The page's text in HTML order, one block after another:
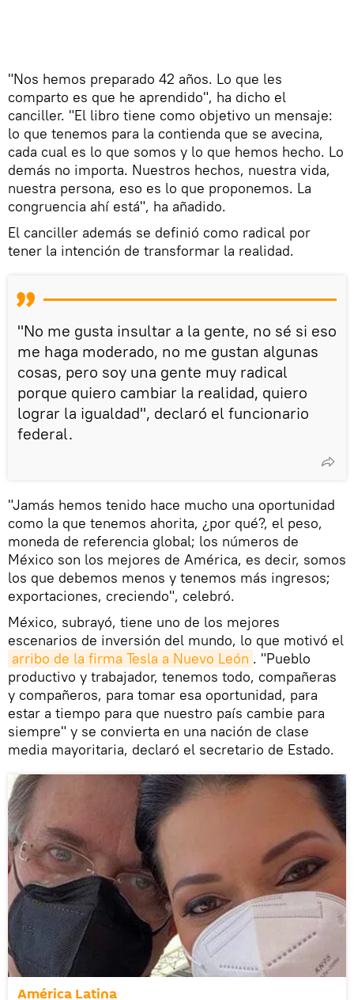
"Nos hemos preparado 42 años. Lo que les
comparto es que he aprendido", ha dicho el
canciller. "El libro tiene como objetivo un mensaje:
lo que tenemos para la contienda que se avecina,
cada cual es lo que somos y lo que hemos hecho. Lo
demás no importa. Nuestros hechos, nuestra vida,
nuestra persona, eso es lo que proponemos. La
congruencia ahí está", ha añadido.
El canciller además se definió como radical por
tener la intención de transformar la realidad.
"No me gusta insultar a la gente, no sé si eso
me haga moderado, no me gustan algunas
cosas, pero soy una gente muy radical
porque quiero cambiar la realidad, quiero
lograr la igualdad", declaró el funcionario
federal.
"Jamás hemos tenido hace mucho una oportunidad
como la que tenemos ahorita, ¿por qué?, el peso,
moneda de referencia global; los números de
México son los mejores de América, es decir, somos
los que debemos menos y tenemos más ingresos;
exportaciones, creciendo", celebró.
México, subrayó, tiene uno de los mejores
escenarios de inversión del mundo, lo que motivó el
arribo de la firma Tesla a Nuevo León . "Pueblo
productivo y trabajador, tenemos todo, compañeras
y compañeros, para tomar esa oportunidad, para
estar a tiempo para que nuestro país cambie para
siempre" y se convierta en una nación de clase
media mayoritaria, declaró el secretario de Estado.
América Latina